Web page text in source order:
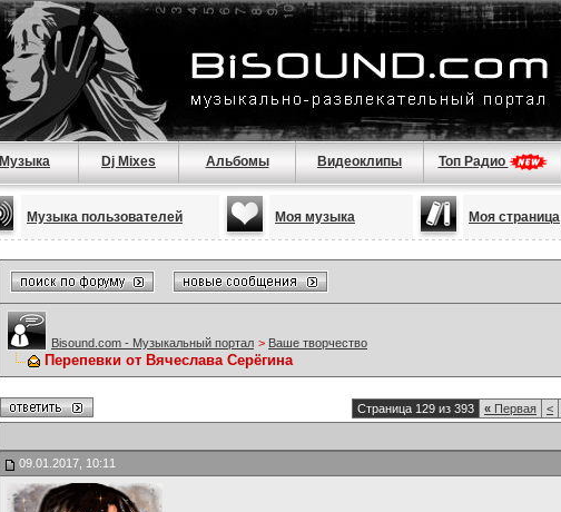
Музыка Dj Mixes Альбомы Видеоклипы Топ Радио
Музыка пользователей Моя музыка Моя страница
Bisound.com - Музыкальный портал > Ваше творчество
Перепевки от Вячеслава Серёгина
Страница 129 из 393 « Первая <
09.01.2017, 10:11